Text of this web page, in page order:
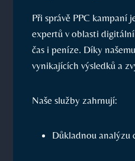
Při správě PPC
expertů v oblasti
čas i peníze. Díky
vynikajících výsledků a
Naše služby zahrnují:
Důkladnou analýzu